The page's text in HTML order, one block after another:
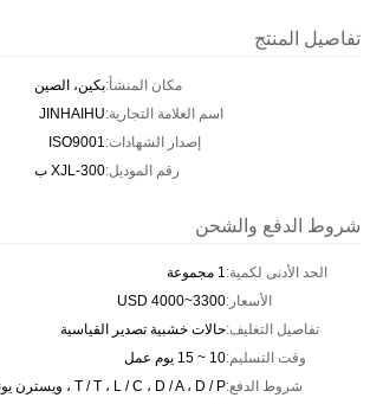
تفاصيل المنتج
مكان المنشأ:بكين، الصين
اسم العلامة التجارية:JINHAIHU
إصدار الشهادات:ISO9001
رقم الموديل:XJL-300 ب
شروط الدفع والشحن
الحد الأدنى لكمية:1 مجموعة
الأسعار:3300~4000 USD
تفاصيل التغليف:حالات خشبية تصدير القياسية
وقت التسليم:10 ~ 15 يوم عمل
شروط الدفع:T / T ، L / C ، D / A ، D / P ، ويسترن يونيون ، موني جرام